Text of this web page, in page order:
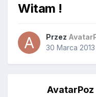
Witam !
Przez
30 Marca 2013
AvatarPoz